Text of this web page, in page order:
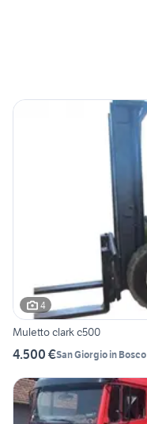
4
Muletto clark c500
4.500 €San Giorgio in Bosco